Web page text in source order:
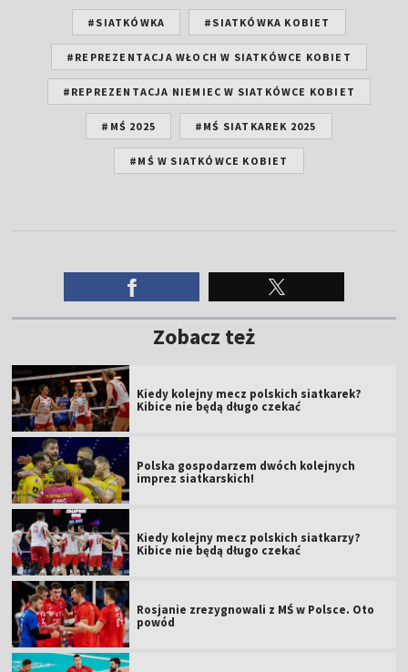
#SIATKÓWKA #SIATKÓWKA KOBIET
#REPREZENTACJA WŁOCH W SIATKÓWCE KOBIET
#REPREZENTACJA NIEMIEC W SIATKÓWCE KOBIET
#MŚ 2025 #MŚ SIATKAREK 2025
#MŚ W SIATKÓWCE KOBIET
Zobacz też
Kiedy kolejny mecz polskich siatkarek?
Kibice nie będą długo czekać
Polska gospodarzem dwóch kolejnych
imprez siatkarskich!
Kiedy kolejny mecz polskich siatkarzy?
Kibice nie będą długo czekać
Rosjanie zrezygnowali z MŚ w Polsce. Oto
powód